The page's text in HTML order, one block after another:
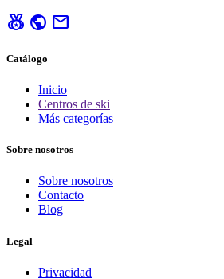
social_leaderboard public mail
Catálogo
Inicio
Centros de ski
Más categorías
Sobre nosotros
Sobre nosotros
Contacto
Blog
Legal
Privacidad